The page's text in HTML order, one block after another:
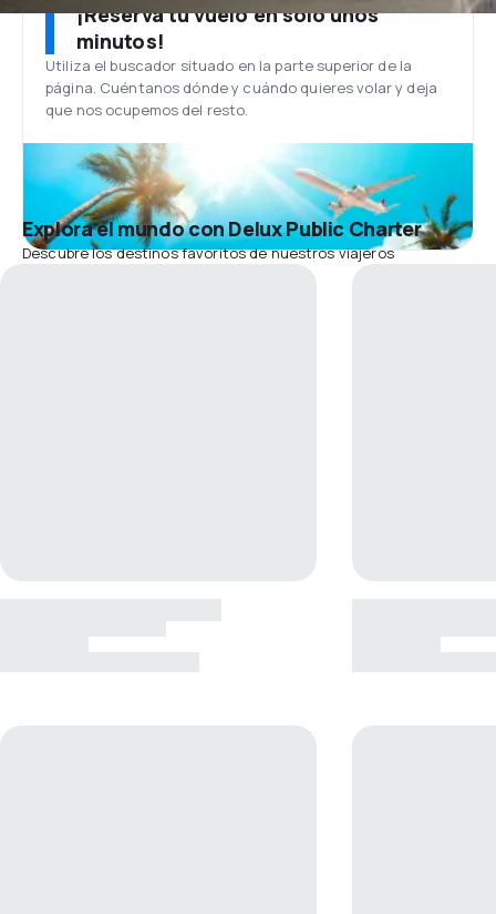
¡Reserva tu vuelo en solo unos
minutos!
Utiliza el buscador situado en la parte superior de la
página. Cuéntanos dónde y cuándo quieres volar y deja
que nos ocupemos del resto.
Explora el mundo con Delux Public Charter
Descubre los destinos favoritos de nuestros viajeros